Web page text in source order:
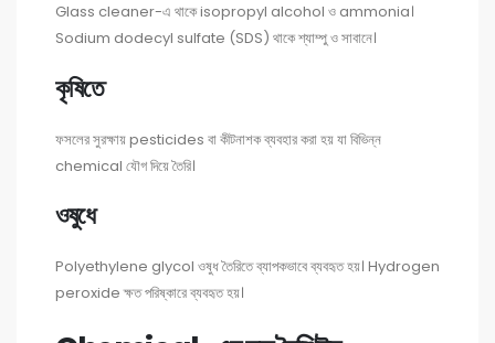
Glass cleaner-এ থাকে isopropyl alcohol ও ammonia।
Sodium dodecyl sulfate (SDS) থাকে শ্যাম্পু ও সাবানে।
কৃষিতে
ফসলের সুরক্ষায় pesticides বা কীটনাশক ব্যবহার করা হয় যা বিভিন্ন
chemical যৌগ দিয়ে তৈরি।
ওষুধে
Polyethylene glycol ওষুধ তৈরিতে ব্যাপকভাবে ব্যবহৃত হয়। Hydrogen
peroxide ক্ষত পরিষ্কারে ব্যবহৃত হয়।